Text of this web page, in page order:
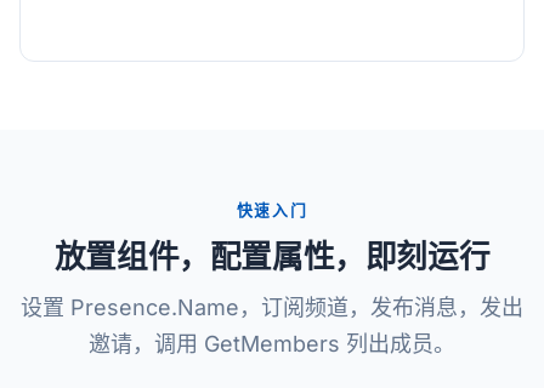
快速入门
放置组件，配置属性，即刻运行
设置 Presence.Name，订阅频道，发布消息，发出
邀请，调用 GetMembers 列出成员。